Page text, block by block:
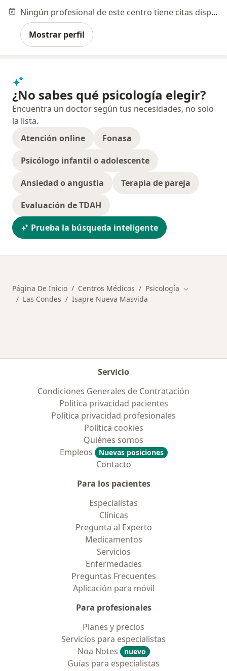
Ningún profesional de este centro tiene citas disponibles
Mostrar perfil
¿No sabes qué psicología elegir?
Encuentra un doctor según tus necesidades, no solo
la lista.
Atención online
Fonasa
Psicólogo infantil o adolescente
Ansiedad o angustia
Terapia de pareja
Evaluación de TDAH
Prueba la búsqueda inteligente
Página De Inicio Centros Médicos Psicología Cambiar de
Las Condes
Isapre Nueva Masvida
Servicio
Condiciones Generales de Contratación
Politica privacidad pacientes
Política privacidad profesionales
Política cookies
Quiénes somos
Empleos
Nuevas posiciones
Contacto
Para los pacientes
Especialistas
Clínicas
Pregunta al Experto
Medicamentos
Servicios
Enfermedades
Preguntas Frecuentes
Aplicación para móvil
Para profesionales
Planes y precios
Servicios para especialistas
Noa Notes
nuevo
Guías para especialistas